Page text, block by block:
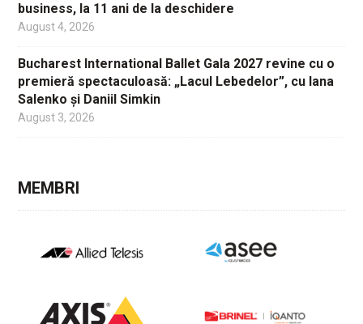
business, la 11 ani de la deschidere
August 4, 2026
Bucharest International Ballet Gala 2027 revine cu o
premieră spectaculoasă: „Lacul Lebedelor”, cu Iana
Salenko și Daniil Simkin
August 3, 2026
MEMBRI